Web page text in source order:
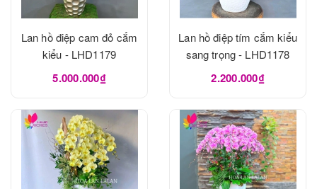
Lan hồ điệp cam đỏ cắm
kiểu - LHD1179
5.000.000₫
Lan hồ điệp tím cắm kiểu
sang trọng - LHD1178
2.200.000₫